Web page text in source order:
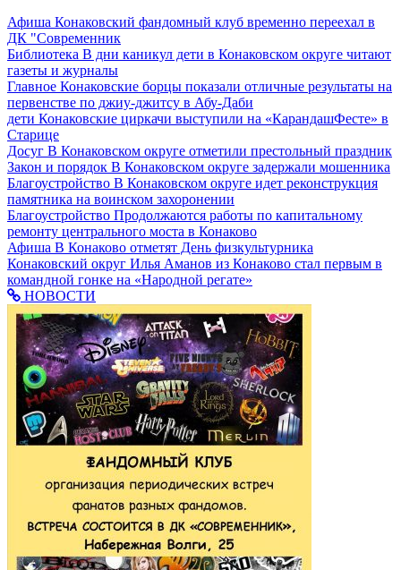
Афиша Конаковский фандомный клуб временно переехал в
ДК "Современник
Библиотека В дни каникул дети в Конаковском округе читают
газеты и журналы
Главное Конаковские борцы показали отличные результаты на
первенстве по джиу-джитсу в Абу-Даби
дети Конаковские циркачи выступили на «КарандашФесте» в
Старице
Досуг В Конаковском округе отметили престольный праздник
Закон и порядок В Конаковском округе задержали мошенника
Благоустройство В Конаковском округе идет реконструкция
памятника на воинском захоронении
Благоустройство Продолжаются работы по капитальному
ремонту центрального моста в Конаково
Афиша В Конаково отметят День физкультурника
Конаковский округ Илья Аманов из Конаково стал первым в
командной гонке на «Народной регате»
НОВОСТИ